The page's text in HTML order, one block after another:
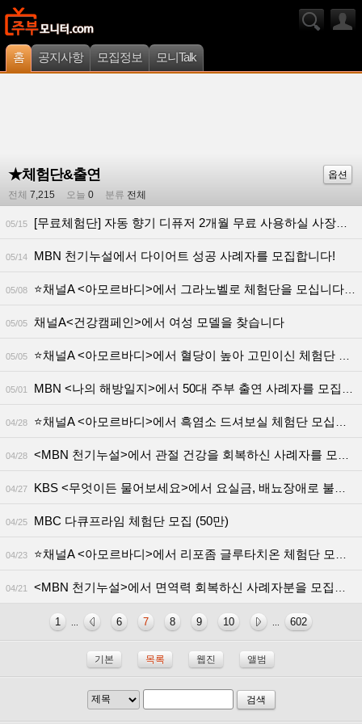
홈 공지사항 모집정보 모니Talk
★체험단&출연
옵션
전체 7,215 오늘 0 분류 전체
05/15 [무료체험단] 자동 향기 디퓨저 2개월 무료 사용하실 사장님 모집합니다.
05/14 MBN 천기누설에서 다이어트 성공 사례자를 모집합니다!
05/08 ⭐채널A <아모르바디>에서 그라노벨로 체험단을 모십니다!(출연료O) ⭐
05/05 채널A<건강캠페인>에서 여성 모델을 찾습니다
05/05 ⭐채널A <아모르바디>에서 혈당이 높아 고민이신 체험단 모십니다(출연료O)
05/01 MBN <나의 해방일지>에서 50대 주부 출연 사례자를 모집합니다
04/28 ⭐채널A <아모르바디>에서 흑염소 드셔보실 체험단 모십니다(출연료O, 흑염소 진액 제공)
04/28 <MBN 천기누설>에서 관절 건강을 회복하신 사례자를 모집합니다!
04/27 KBS <무엇이든 물어보세요>에서 요실금, 배뇨장애로 불편을 겪고 계신 사례자 분을 구합니다!
04/25 MBC 다큐프라임 체험단 모집 (50만)
04/23 ⭐채널A <아모르바디>에서 리포좀 글루타치온 체험단 모십니다(출연료O/리포좀 글루타치온 제품 제공)
04/21 <MBN 천기누설>에서 면역력 회복하신 사례자분을 모집합니다!
1 ... 6 7 8 9 10 ... 602
기본 목록 웹진 앨범
검색